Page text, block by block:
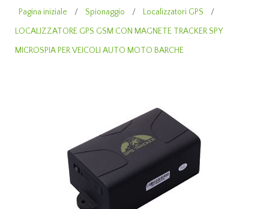
Pagina iniziale / Spionaggio / Localizzatori GPS
/
LOCALIZZATORE GPS GSM CON MAGNETE TRACKER SPY
MICROSPIA PER VEICOLI AUTO MOTO BARCHE